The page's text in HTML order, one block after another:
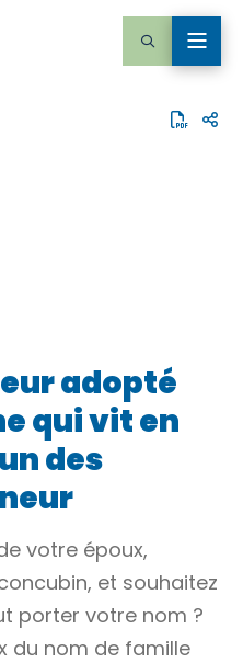
adopté
qui vit en
des
votre époux,
et souhaitez
porter votre nom ?
du nom de famille